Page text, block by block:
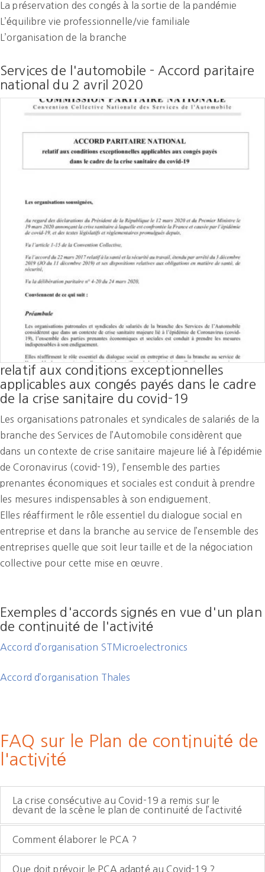
La préservation des congés à la sortie de la pandémie
L’équilibre vie professionnelle/vie familiale
L’organisation de la branche
Services de l'automobile - Accord paritaire
national du 2 avril 2020
relatif aux conditions exceptionnelles
applicables aux congés payés dans le cadre
de la crise sanitaire du covid-19
Les organisations patronales et syndicales de salariés de la
branche des Services de l’Automobile considèrent que
dans un contexte de crise sanitaire majeure lié à l’épidémie
de Coronavirus (covid-19), l’ensemble des parties
prenantes économiques et sociales est conduit à prendre
les mesures indispensables à son endiguement.
Elles réaffirment le rôle essentiel du dialogue social en
entreprise et dans la branche au service de l’ensemble des
entreprises quelle que soit leur taille et de la négociation
collective pour cette mise en œuvre.
Exemples d'accords signés en vue d'un plan
de continuité de l'activité
Accord d’organisation STMicroelectronics
Accord d’organisation Thales
FAQ sur le Plan de continuité de
l'activité
La crise consécutive au Covid-19 a remis sur le
devant de la scène le plan de continuité de l’activité
Comment élaborer le PCA ?
Que doit prévoir le PCA adapté au Covid-19 ?